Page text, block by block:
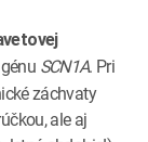
SCN1A. Pri
záchvaty
ale aj